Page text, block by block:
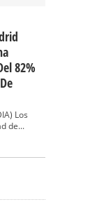
82%
Los
de...